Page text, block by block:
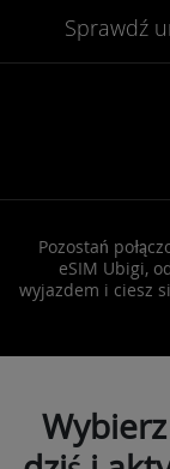
Sprawdź
Pozostań
eSIM Ubigi,
wyjazdem i ciesz